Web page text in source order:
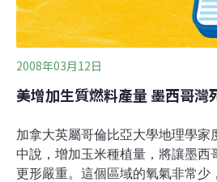
2008年03月12日
美增加生質燃料產量 墨西哥灣
加拿大英屬哥倫比亞大學地理學家
中說，增加玉米種植量，將讓墨西
更形嚴重。這個區域的氧氣非常少